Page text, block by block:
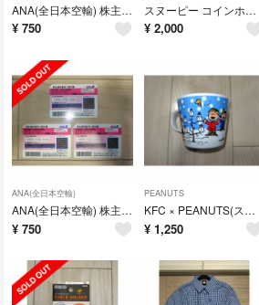
ANA(全日本空輸) 株主優待券 3枚(～25/11/30)
¥ 750
スヌーピー コインホルダー コインケース デニム(新品・未使用)
¥ 2,000
ANA(全日本空輸)
ANA(全日本空輸) 株主優待券 3枚(～25/05/31)
¥ 750
PEANUTS
KFC × PEANUTS(スヌーピー) スープマグ(新品・未使用)
¥ 1,250